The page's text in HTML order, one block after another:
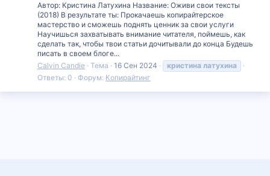
Автор: Кристина Латухина Название: Оживи свои тексты
(2018) В результате ты: Прокачаешь копирайтерское
мастерство и сможешь поднять ценник за свои услуги
Научишься захватывать внимание читателя, поймешь, как
сделать так, чтобы твои статьи дочитывали до конца Будешь
писать в своем блоге...
Calvin Candie Тема 16 Сен 2024 кристина латухина
Ответы: 0
Форум: Копирайтинг